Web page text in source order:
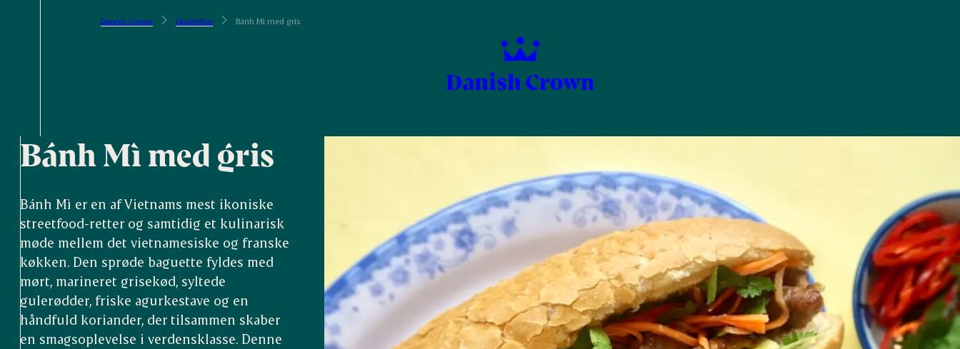
Danish Crown Opskrifter Bánh Mì med gris
Bánh Mì med gris
Bánh Mì er en af Vietnams mest ikoniske
streetfood-retter og samtidig et kulinarisk
møde mellem det vietnamesiske og franske
køkken. Den sprøde baguette fyldes med
mørt, marineret grisekød, syltede
gulerødder, friske agurkestave og en
håndfuld koriander, der tilsammen skaber
en smagsoplevelse i verdensklasse. Denne